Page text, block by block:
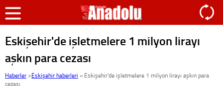
Eskişehir'de işletmelere 1 milyon lirayı
aşkın para cezası
Haberler >Eskişehir haberleri » Eskişehir'de işletmelere 1 milyon lirayı aşkın para
cezası